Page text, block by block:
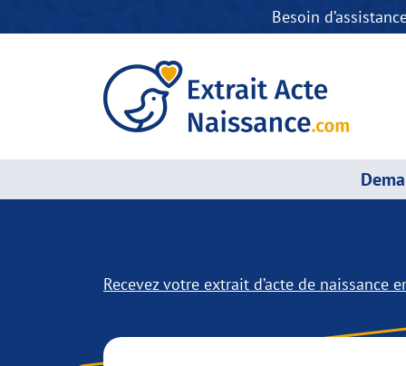
Besoin
Recevez votre extrait d’acte de naissance